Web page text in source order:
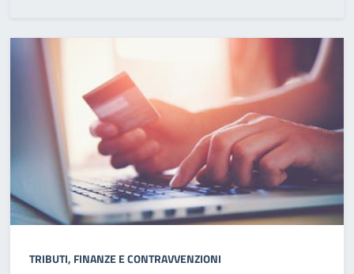
TRIBUTI, FINANZE E CONTRAVVENZIONI